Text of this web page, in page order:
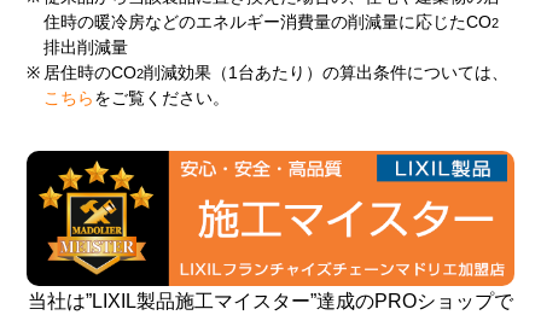
住時の暖冷房などのエネルギー消費量の削減量に応じたCO2
排出削減量
※ 居住時のCO2削減効果（1台あたり）の算出条件については、
こちら をご覧ください。
当社は”LIXIL製品施工マイスター”達成のPROショップで